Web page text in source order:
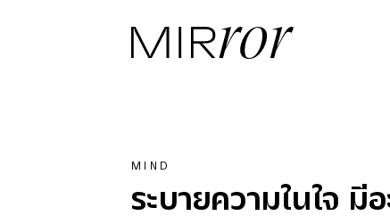
MIND
ระบายความในใจ มีอ